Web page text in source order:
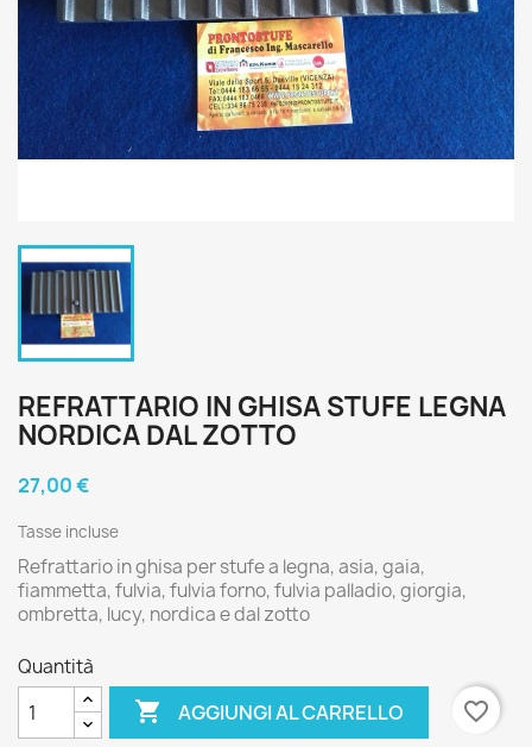
REFRATTARIO IN GHISA STUFE LEGNA
NORDICA DAL ZOTTO
27,00 €
Tasse incluse
Refrattario in ghisa per stufe a legna, asia, gaia,
fiammetta, fulvia, fulvia forno, fulvia palladio, giorgia,
ombretta, lucy, nordica e dal zotto
Quantità
 AGGIUNGI AL CARRELLO favorite_border